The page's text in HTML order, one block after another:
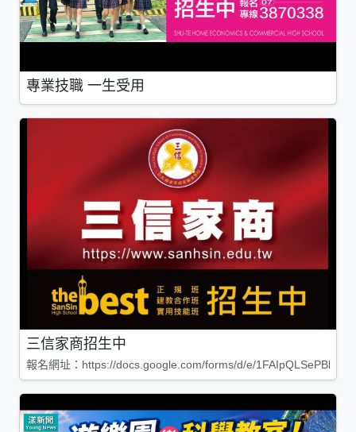
專業技職 一生受用
三信家商招生中
報名網址：https://docs.google.com/forms/d/e/